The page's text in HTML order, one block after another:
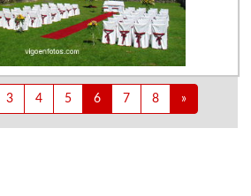
3 4 5 6 7 8 »